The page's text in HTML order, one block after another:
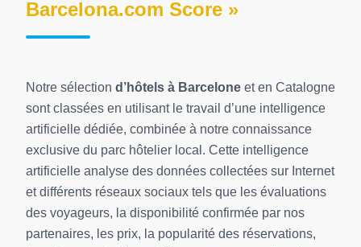
Barcelona.com Score »
Notre sélection d’hôtels à Barcelone et en Catalogne
sont classées en utilisant le travail d’une intelligence
artificielle dédiée, combinée à notre connaissance
exclusive du parc hôtelier local. Cette intelligence
artificielle analyse des données collectées sur Internet
et différents réseaux sociaux tels que les évaluations
des voyageurs, la disponibilité confirmée par nos
partenaires, les prix, la popularité des réservations,